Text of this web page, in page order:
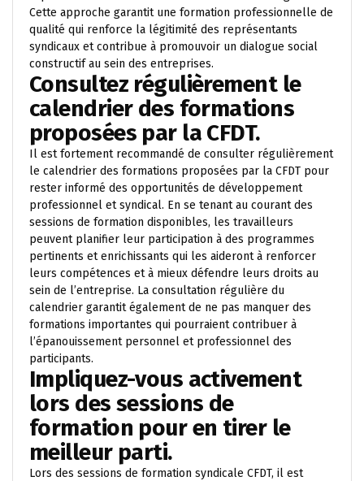
Cette approche garantit une formation professionnelle de
qualité qui renforce la légitimité des représentants
syndicaux et contribue à promouvoir un dialogue social
constructif au sein des entreprises.
Consultez régulièrement le
calendrier des formations
proposées par la CFDT.
Il est fortement recommandé de consulter régulièrement
le calendrier des formations proposées par la CFDT pour
rester informé des opportunités de développement
professionnel et syndical. En se tenant au courant des
sessions de formation disponibles, les travailleurs
peuvent planifier leur participation à des programmes
pertinents et enrichissants qui les aideront à renforcer
leurs compétences et à mieux défendre leurs droits au
sein de l’entreprise. La consultation régulière du
calendrier garantit également de ne pas manquer des
formations importantes qui pourraient contribuer à
l’épanouissement personnel et professionnel des
participants.
Impliquez-vous activement
lors des sessions de
formation pour en tirer le
meilleur parti.
Lors des sessions de formation syndicale CFDT, il est